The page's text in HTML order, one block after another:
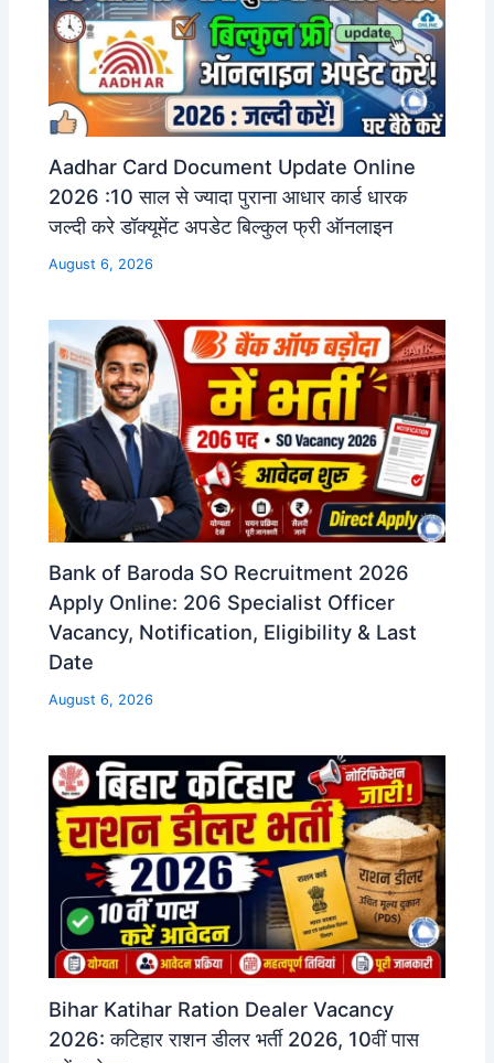
Aadhar Card Document Update Online
2026 :10 साल से ज्यादा पुराना आधार कार्ड धारक
जल्दी करे डॉक्यूमेंट अपडेट बिल्कुल फ्री ऑनलाइन
August 6, 2026
Bank of Baroda SO Recruitment 2026
Apply Online: 206 Specialist Officer
Vacancy, Notification, Eligibility & Last
Date
August 6, 2026
Bihar Katihar Ration Dealer Vacancy
2026: कटिहार राशन डीलर भर्ती 2026, 10वीं पास